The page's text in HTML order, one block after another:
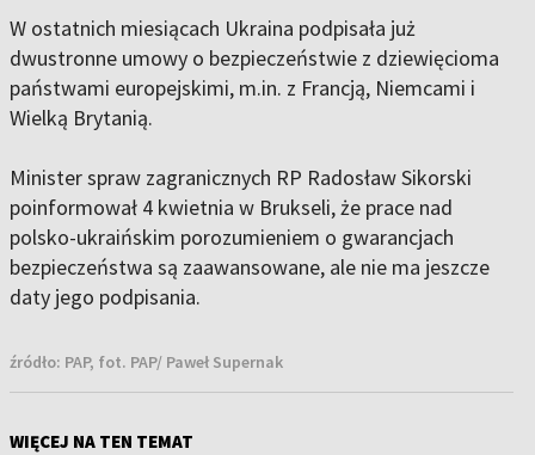
W ostatnich miesiącach Ukraina podpisała już
dwustronne umowy o bezpieczeństwie z dziewięcioma
państwami europejskimi, m.in. z Francją, Niemcami i
Wielką Brytanią.
Minister spraw zagranicznych RP Radosław Sikorski
poinformował 4 kwietnia w Brukseli, że prace nad
polsko-ukraińskim porozumieniem o gwarancjach
bezpieczeństwa są zaawansowane, ale nie ma jeszcze
daty jego podpisania.
źródło: PAP, fot. PAP/ Paweł Supernak
WIĘCEJ NA TEN TEMAT